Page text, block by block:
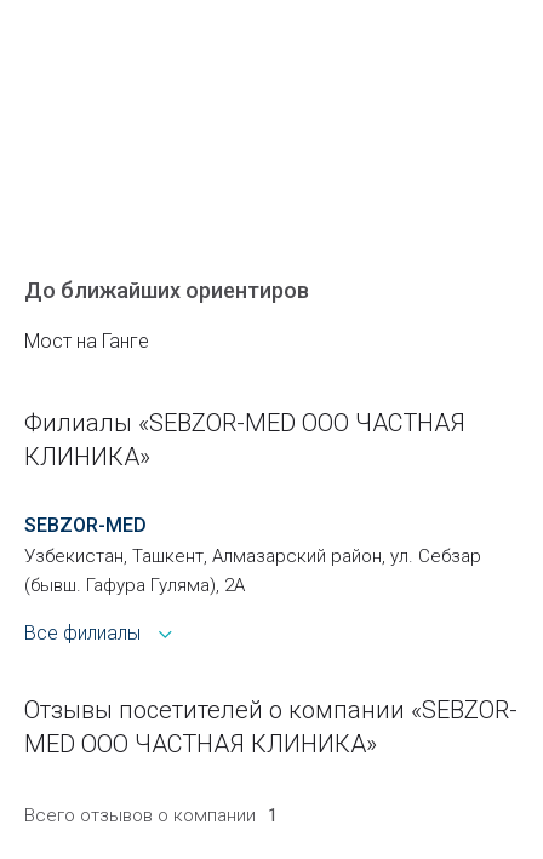
До ближайших ориентиров
Мост на Ганге
Филиалы «SEBZOR-MED ООО ЧАСТНАЯ
КЛИНИКА»
SEBZOR-MED
Узбекистан, Ташкент, Алмазарский район, ул. Себзар
(бывш. Гафура Гуляма), 2А
Все филиалы
Отзывы посетителей о компании «SEBZOR-
MED ООО ЧАСТНАЯ КЛИНИКА»
Всего отзывов о компании 1